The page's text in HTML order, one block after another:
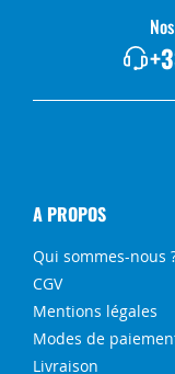
A PROPOS
Qui sommes-nous
CGV
Mentions légales
Modes de
Livraison